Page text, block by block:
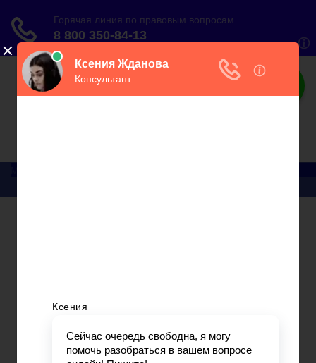
О налогах
Юридические вопросы
Отчетность